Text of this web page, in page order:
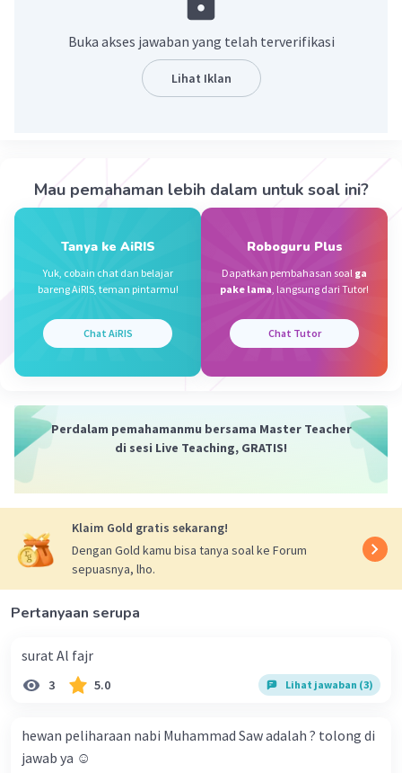
Beri Rating Balas
Iklan
Nabi Muhammad SAW lahir di Kota Makkah Al-
Mukarammah tempatnya pada 12 rabiul awal 571
masehi.
Buka akses jawaban yang telah terverifikasi
Lihat Iklan
Mau pemahaman lebih dalam untuk soal ini?
Tanya ke AiRIS
Yuk, cobain chat dan belajar
bareng AiRIS, teman pintarmu!
Chat AiRIS
Roboguru Plus
Dapatkan pembahasan soal ga
pake lama, langsung dari Tutor!
Chat Tutor
Perdalam pemahamanmu bersama Master Teacher
di sesi Live Teaching, GRATIS!
Klaim Gold gratis sekarang!
Dengan Gold kamu bisa tanya soal ke Forum
sepuasnya, lho.
Pertanyaan serupa
surat Al fajr
3 5.0 Lihat jawaban (3)
hewan peliharaan nabi Muhammad Saw adalah ? tolong di
jawab ya ☺️